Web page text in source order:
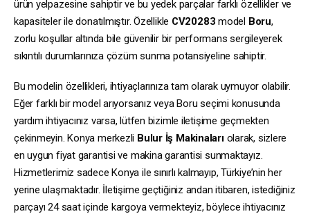
ürün yelpazesine sahiptir ve bu yedek parçalar farklı özellikler ve
kapasiteler ile donatılmıştır. Özellikle CV20283 model Boru,
zorlu koşullar altında bile güvenilir bir performans sergileyerek
sıkıntılı durumlarınıza çözüm sunma potansiyeline sahiptir.
Bu modelin özellikleri, ihtiyaçlarınıza tam olarak uymuyor olabilir.
Eğer farklı bir model arıyorsanız veya Boru seçimi konusunda
yardım ihtiyacınız varsa, lütfen bizimle iletişime geçmekten
çekinmeyin. Konya merkezli Bulur İş Makinalarıolarak, sizlere
en uygun fiyat garantisi ve makina garantisi sunmaktayız.
Hizmetlerimiz sadece Konya ile sınırlı kalmayıp, Türkiye’nin her
yerine ulaşmaktadır. İletişime geçtiğiniz andan itibaren, istediğiniz
parçayı 24 saat içinde kargoya vermekteyiz, böylece ihtiyacınız